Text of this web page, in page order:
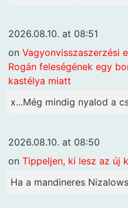
2026.08.10. at 08:51
on Vagyonvisszaszerzési
Rogán feleségének egy
kastélya miatt
x...Még mindig nyalod a
2026.08.10. at 08:50
on Tippeljen, ki lesz az új
Ha a mandineres